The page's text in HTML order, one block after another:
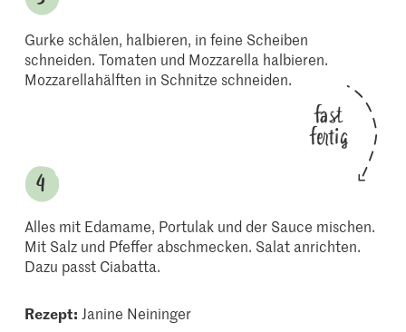
Gurke schälen, halbieren, in feine Scheiben
schneiden. Tomaten und Mozzarella halbieren.
Mozzarellahälften in Schnitze schneiden.
fast
fertig
Alles mit Edamame, Portulak und der Sauce mischen.
Mit Salz und Pfeffer abschmecken. Salat anrichten.
Dazu passt Ciabatta.
Rezept: Janine Neininger